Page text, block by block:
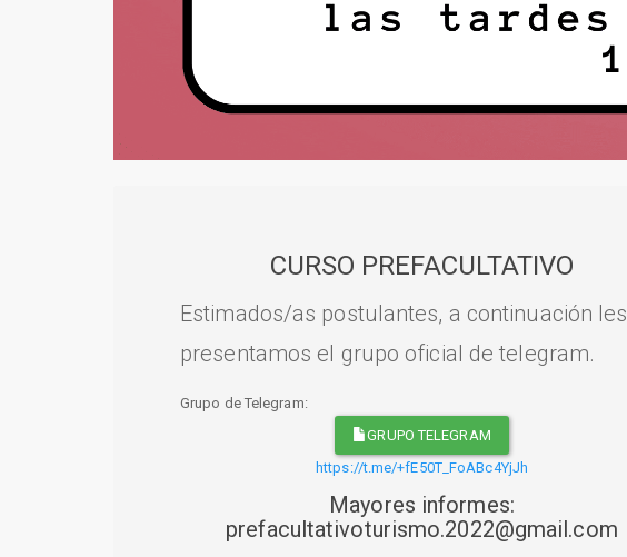
CURSO PREFACULTATIVO
Estimados/as postulantes, a continuación les
presentamos el grupo oficial de telegram.
Grupo de Telegram:
GRUPO TELEGRAM
https://t.me/+fE50T_FoABc4YjJh
Mayores informes:
prefacultativoturismo.2022@gmail.com